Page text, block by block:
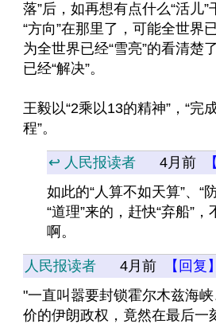
落”后，如再想有点什么“活儿
“方向”在那里了，可能全世界
为全世界已经“雪亮”的看清楚
已经“解决”。
王毅以“2乘以13的精神”，“完
程”。
↩️ 人民报读者 4月前
如此的“人算不如天算”、“
“道理”来的，赶快“弃船”
啊。
人民报读者 4月前
【回复】
"一直叫嚣要封锁霍尔木兹海
价的伊朗政权，竟然在最后一